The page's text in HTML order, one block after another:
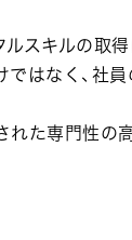
スキルの取
はなく、社員
た専門性の